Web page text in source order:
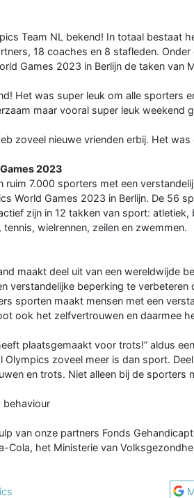
Team NL bekend! In totaal bestaat
18 coaches en 8 stafleden.
Games 2023 in Berlijn de taken van
Het was super leuk om alle sporters
maar vooral super leuk weekend
zoveel nieuwe vrienden erbij. Het
2023
ruim 7.000 sporters met een
World Games 2023 in Berlijn. De 56
zijn in 12 takken van sport:
wielrennen, zeilen en zwemmen.
maakt deel uit van een wereldwijde
verstandelijke beperking te
sporten maakt mensen met een
ook het zelfvertrouwen en daarmee
plaatsgemaakt voor trots!” aldus
Olympics zoveel meer is dan sport.
en trots. Niet alleen bij de sporters
behaviour
van onze partners Fonds
Cola, het Ministerie van